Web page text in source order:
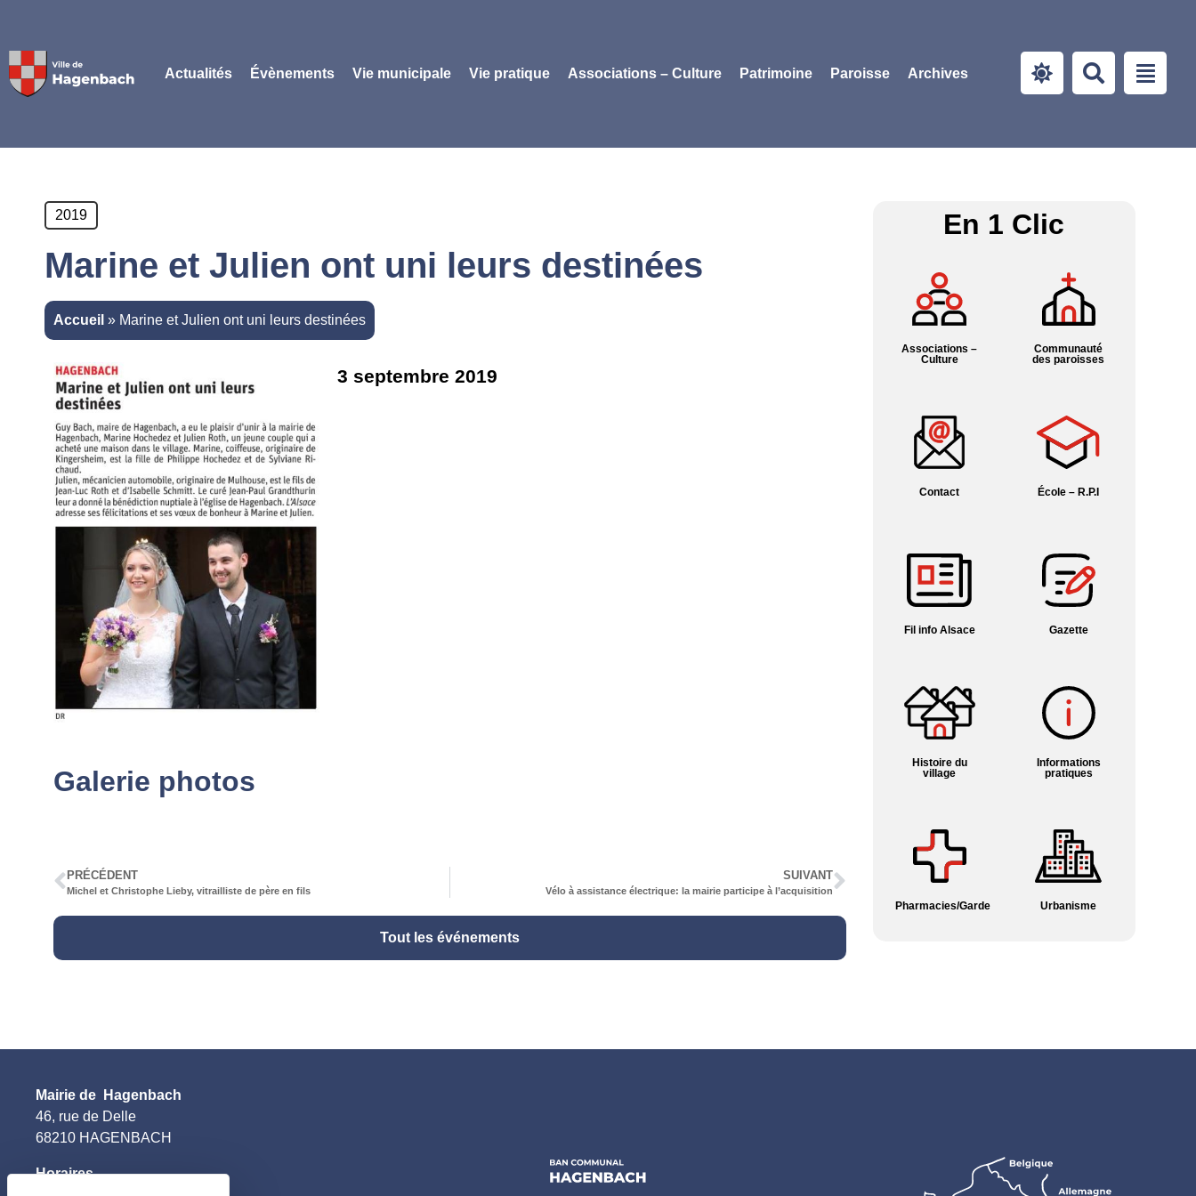
Actualités Évènements Vie municipale Vie pratique Associations – Culture Patrimoine Paroisse Archives
2019
Marine et Julien ont uni leurs destinées
Accueil » Marine et Julien ont uni leurs destinées
3 septembre 2019
Galerie photos
PRÉCÉDENT
Michel et Christophe Lieby, vitrailliste de père en fils
SUIVANT
Vélo à assistance électrique: la mairie participe à l’acquisition
Tout les événements
En 1 Clic
Associations –
Culture
Communauté
des paroisses
Contact École – R.P.I
Fil info Alsace Gazette
Histoire du
village
Informations
pratiques
Pharmacies/Garde Urbanisme
Mairie de Hagenbach
46, rue de Delle
68210 HAGENBACH
Horaires